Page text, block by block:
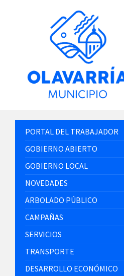
PORTAL DEL TRABAJADOR
GOBIERNO ABIERTO
GOBIERNO LOCAL
NOVEDADES
ARBOLADO PÚBLICO
CAMPAÑAS
SERVICIOS
TRANSPORTE
DESARROLLO ECONÓMICO